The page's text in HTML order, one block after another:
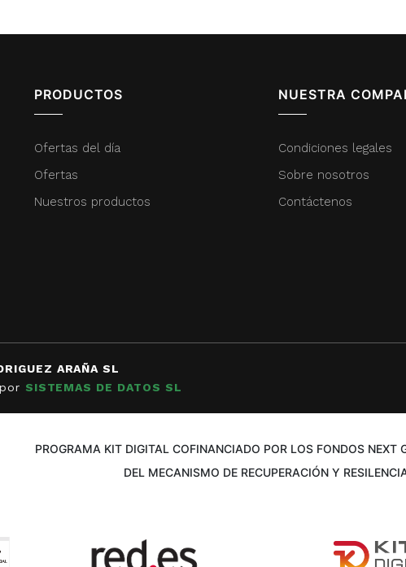
PRODUCTOS
Ofertas del día
Ofertas
Nuestros productos
NUESTRA
Condiciones legales
Sobre nosotros
Contáctenos
ARAÑA SL
por SISTEMAS DE DATOS SL
PROGRAMA KIT DIGITAL COFINANCIADO POR LOS FONDOS NEXT
DEL MECANISMO DE RECUPERACIÓN Y